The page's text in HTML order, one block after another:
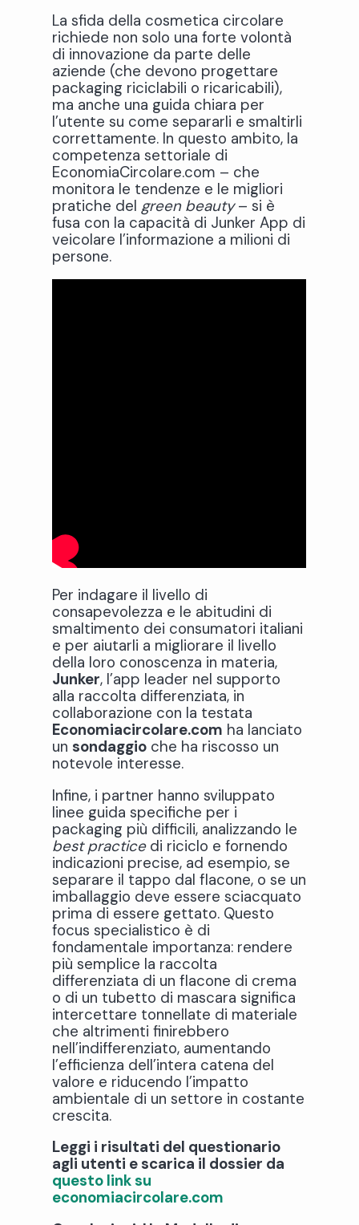
La sfida della cosmetica circolare
richiede non solo una forte volontà
di innovazione da parte delle
aziende (che devono progettare
packaging riciclabili o ricaricabili),
ma anche una guida chiara per
l’utente su come separarli e smaltirli
correttamente. In questo ambito, la
competenza settoriale di
EconomiaCircolare.com – che
monitora le tendenze e le migliori
pratiche del green beauty– si è
fusa con la capacità di Junker App di
veicolare l’informazione a milioni di
persone.
Per indagare il livello di
consapevolezza e le abitudini di
smaltimento dei consumatori italiani
e per aiutarli a migliorare il livello
della loro conoscenza in materia,
Junker, l’app leader nel supporto
alla raccolta differenziata, in
collaborazione con la testata
Economiacircolare.com ha lanciato
un sondaggio che ha riscosso un
notevole interesse.
Infine, i partner hanno sviluppato
linee guida specifiche per i
packaging più difficili, analizzando le
best practicedi riciclo e fornendo
indicazioni precise, ad esempio, se
separare il tappo dal flacone, o se un
imballaggio deve essere sciacquato
prima di essere gettato. Questo
focus specialistico è di
fondamentale importanza: rendere
più semplice la raccolta
differenziata di un flacone di crema
o di un tubetto di mascara significa
intercettare tonnellate di materiale
che altrimenti finirebbero
nell’indifferenziato, aumentando
l’efficienza dell’intera catena del
valore e riducendo l’impatto
ambientale di un settore in costante
crescita.
Leggi i risultati del questionario
agli utenti e scarica il dossier da
questo link su
economiacircolare.com